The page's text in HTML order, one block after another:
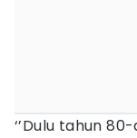
‘’Dulu tahun